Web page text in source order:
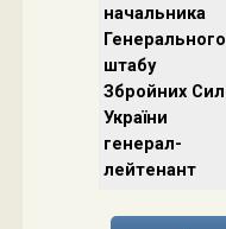
начальника
Генерального
штабу
Збройних Сил
України
генерал-
лейтенант